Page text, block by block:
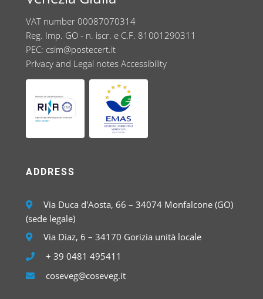
VAT number 00087070314
Reg. Imp. GO - n. iscr. e C.F. 81001290311
PEC: csim@postecert.it
Privacy and Legal notes Accessibility
ADDRESS
Via Duca d'Aosta, 66 – 34074 Monfalcone (GO)
(sede legale)
Via Diaz, 6 – 34170 Gorizia unità locale
+ 39 0481 495411
coseveg@coseveg.it